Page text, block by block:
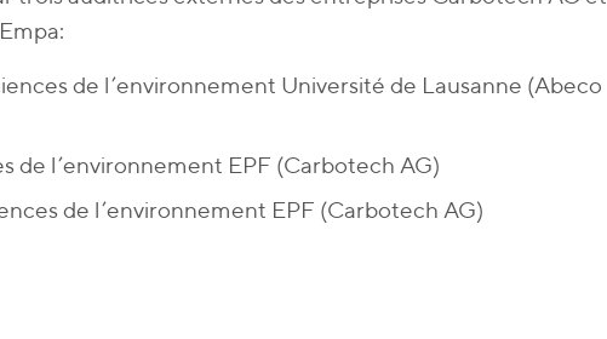
de l’environnement Université de Lausanne (Abeco
de l’environnement EPF (Carbotech AG)
de l’environnement EPF (Carbotech AG)